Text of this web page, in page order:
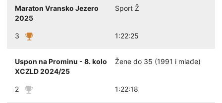
Maraton Vransko Jezero
2025
Sport Ž
3 1:22:25
Uspon na Prominu - 8. kolo
XCZLD 2024/25
Žene do 35 (1991 i mlađe)
2 1:22:18